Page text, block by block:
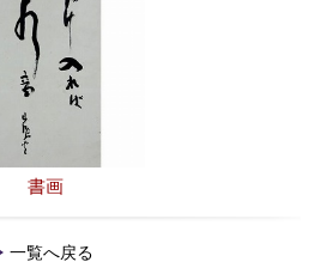
書画
一覧へ戻る